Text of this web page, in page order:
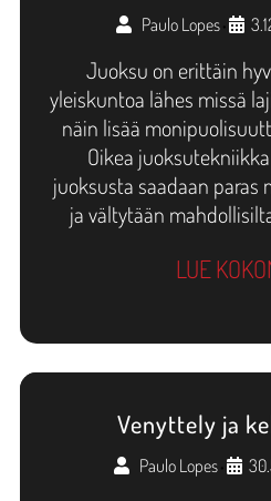
Paulo Lopes •
Juoksu on erittäin
yleiskuntoa lähes missä
näin lisää
Oikea
juoksusta saadaan paras
ja vältytään
LUE
Venyttely ja
Paulo Lopes •